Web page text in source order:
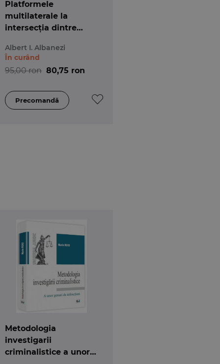
Platformele
multilaterale la
intersecția dintre
dreptul muncii
Albert I. Albanezi
95,00 ron 80,75 ron
În curând
Metodologia
investigarii
criminalistice a unor